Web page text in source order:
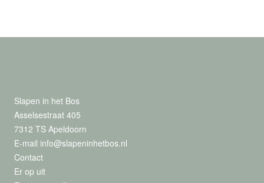
Slapen in het Bos
Asselsestraat 405
7312 TS Apeldoorn
E-mail info@slapeninhetbos.nl
Contact
Er op uit